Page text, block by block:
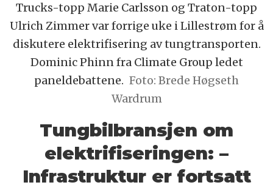
Trucks-topp Marie Carlsson og Traton-topp
Ulrich Zimmer var forrige uke i Lillestrøm for å
diskutere elektrifisering av tungtransporten.
Dominic Phinn fra Climate Group ledet
paneldebattene. Foto: Brede Høgseth
Wardrum
Tungbilbransjen om
elektrifiseringen: –
Infrastruktur er fortsatt